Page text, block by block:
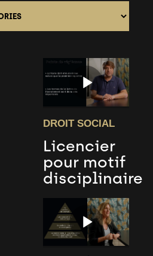
DROIT SOCIAL
Licencier
pour motif
disciplinaire